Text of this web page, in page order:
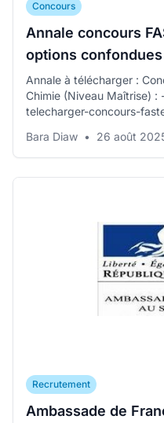
Concours
Annale concours
options confondues
Annale à télécharger :
Chimie (Niveau Maîtrise)
telecharger-concours-
Bara Diaw • 26 août
Recrutement
Ambassade de